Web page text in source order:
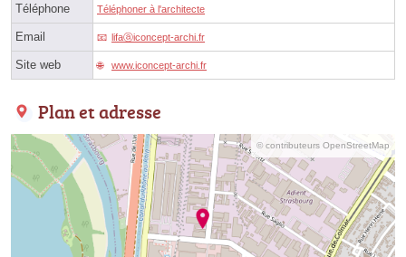
Téléphone Téléphoner à l'architecte
Email lifaⓐiconcept-archi.fr
Site web www.iconcept-archi.fr
Plan et adresse
© contributeurs OpenStreetMap